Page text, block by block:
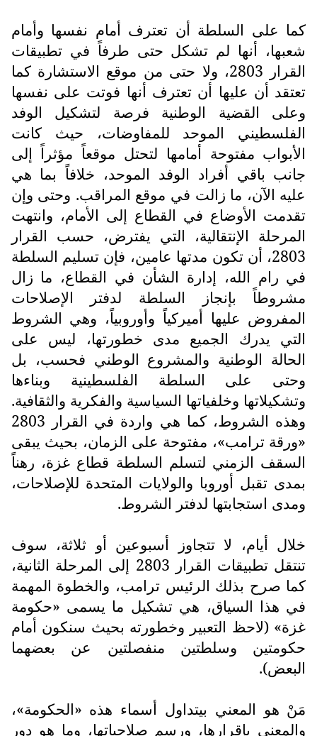
كما على السلطة أن تعترف أمام نفسها وأمام
شعبها، أنها لم تشكل حتى طرفاً في تطبيقات
القرار 2803، ولا حتى من موقع الاستشارة كما
تعتقد أن عليها أن تعترف أنها فوتت على نفسها
وعلى القضية الوطنية فرصة لتشكيل الوفد
الفلسطيني الموحد للمفاوضات، حيث كانت
الأبواب مفتوحة أمامها لتحتل موقعاً مؤثراً إلى
جانب باقي أفراد الوفد الموحد، خلافاً بما هي
عليه الآن، ما زالت في موقع المراقب. وحتى وإن
تقدمت الأوضاع في القطاع إلى الأمام، وانتهت
المرحلة الإنتقالية، التي يفترض، حسب القرار
2803، أن تكون مدتها عامين، فإن تسليم السلطة
في رام الله، إدارة الشأن في القطاع، ما زال
مشروطاً بإنجاز السلطة لدفتر الإصلاحات
المفروض عليها أميركياً وأوروبياً، وهي الشروط
التي يدرك الجميع مدى خطورتها، ليس على
الحالة الوطنية والمشروع الوطني فحسب، بل
وحتى على السلطة الفلسطينية وبناءها
وتشكيلاتها وخلفياتها السياسية والفكرية والثقافية.
وهذه الشروط، كما هي واردة في القرار 2803
«ورقة ترامب»، مفتوحة على الزمان، بحيث يبقى
السقف الزمني لتسلم السلطة قطاع غزة، رهناً
بمدى تقبل أوروبا والولايات المتحدة للإصلاحات،
ومدى استجابتها لدفتر الشروط.
خلال أيام، لا تتجاوز أسبوعين أو ثلاثة، سوف
تنتقل تطبيقات القرار 2803 إلى المرحلة الثانية،
كما صرح بذلك الرئيس ترامب، والخطوة المهمة
في هذا السياق، هي تشكيل ما يسمى «حكومة
غزة» (لاحظ التعبير وخطورته بحيث سنكون أمام
حكومتين وسلطتين منفصلتين عن بعضهما
البعض).
مَنْ هو المعني بيتداول أسماء هذه «الحكومة»،
والمعني بإقرارها، ورسم صلاحياتها، وما هو دور